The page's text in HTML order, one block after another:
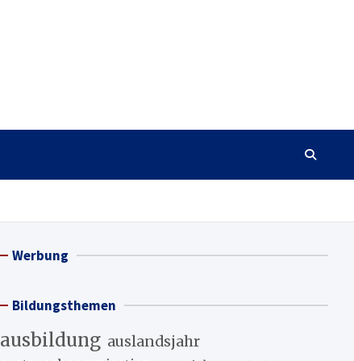
Werbung
Bildungsthemen
ausbildung auslandsjahr